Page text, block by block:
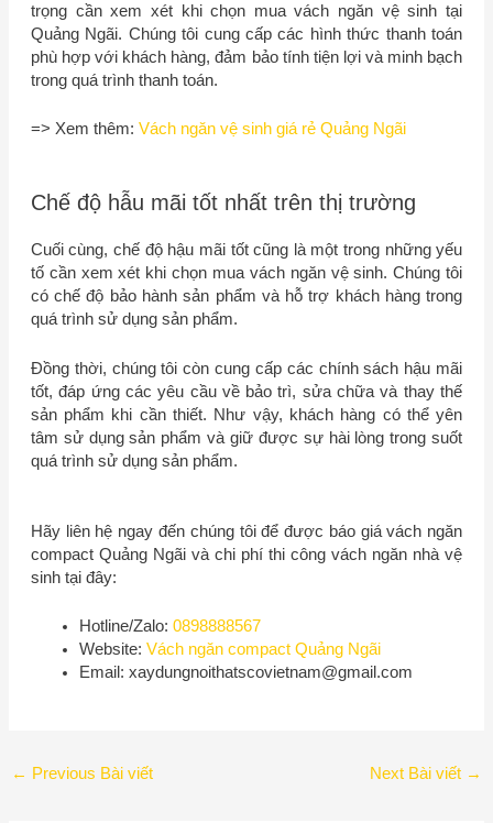
trọng cần xem xét khi chọn mua vách ngăn vệ sinh tại
Quảng Ngãi. Chúng tôi cung cấp các hình thức thanh toán
phù hợp với khách hàng, đảm bảo tính tiện lợi và minh bạch
trong quá trình thanh toán.
=> Xem thêm: Vách ngăn vệ sinh giá rẻ Quảng Ngãi
Chế độ hẫu mãi tốt nhất trên thị trường
Cuối cùng, chế độ hậu mãi tốt cũng là một trong những yếu
tố cần xem xét khi chọn mua vách ngăn vệ sinh. Chúng tôi
có chế độ bảo hành sản phẩm và hỗ trợ khách hàng trong
quá trình sử dụng sản phẩm.
Đồng thời, chúng tôi còn cung cấp các chính sách hậu mãi
tốt, đáp ứng các yêu cầu về bảo trì, sửa chữa và thay thế
sản phẩm khi cần thiết. Như vậy, khách hàng có thể yên
tâm sử dụng sản phẩm và giữ được sự hài lòng trong suốt
quá trình sử dụng sản phẩm.
Hãy liên hệ ngay đến chúng tôi để được báo giá vách ngăn
compact Quảng Ngãi và chi phí thi công vách ngăn nhà vệ
sinh tại đây:
Hotline/Zalo: 0898888567
Website: Vách ngăn compact Quảng Ngãi
Email: xaydungnoithatscovietnam@gmail.com
← Previous Bài viết Next Bài viết →